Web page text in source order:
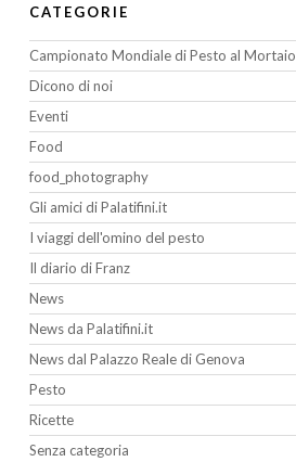
CATEGORIE
Campionato Mondiale di Pesto al Mortaio
Dicono di noi
Eventi
Food
food_photography
Gli amici di Palatifini.it
I viaggi dell'omino del pesto
Il diario di Franz
News
News da Palatifini.it
News dal Palazzo Reale di Genova
Pesto
Ricette
Senza categoria